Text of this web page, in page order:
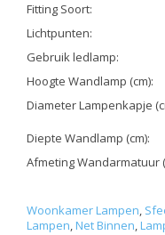
Fitting Soort:
Lichtpunten:
Gebruik ledlamp:
Hoogte Wandlamp (cm):
Diameter Lampenkapje
Diepte Wandlamp (cm):
Afmeting Wandarmatuur
Woonkamer Lampen,
Lampen,Net Binnen,